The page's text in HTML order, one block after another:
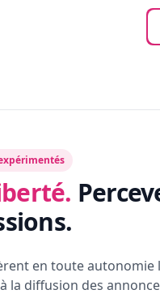
en toute
la diffusion des